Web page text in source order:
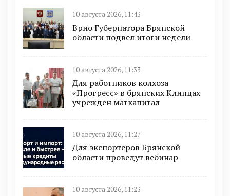
10 августа 2026, 11:43
Врио Губернатора Брянской
области подвел итоги недели
10 августа 2026, 11:33
Для работников колхоза
«Прогресс» в брянских Клинцах
учрежден маткапитал
10 августа 2026, 11:27
Для экспортеров Брянской
области проведут вебинар
10 августа 2026, 11:23